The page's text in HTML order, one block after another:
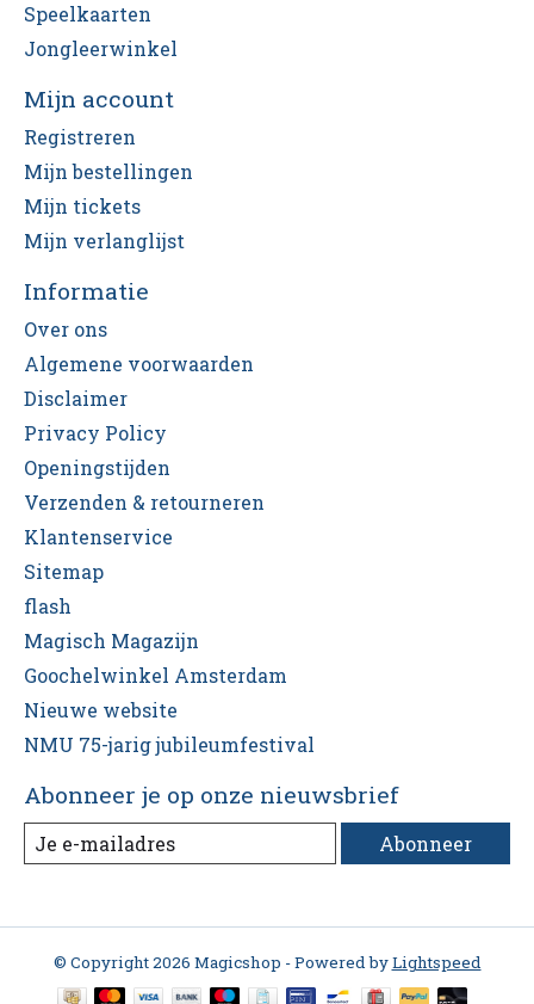
Speelkaarten
Jongleerwinkel
Mijn account
Registreren
Mijn bestellingen
Mijn tickets
Mijn verlanglijst
Informatie
Over ons
Algemene voorwaarden
Disclaimer
Privacy Policy
Openingstijden
Verzenden & retourneren
Klantenservice
Sitemap
flash
Magisch Magazijn
Goochelwinkel Amsterdam
Nieuwe website
NMU 75-jarig jubileumfestival
Abonneer je op onze nieuwsbrief
Abonneer
© Copyright 2026 Magicshop - Powered byLightspeed